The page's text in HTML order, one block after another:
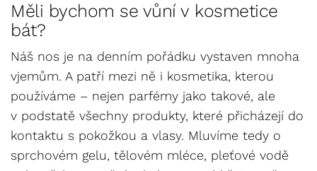
Měli bychom se vůní v kosmetice
bát?
Náš nos je na denním pořádku vystaven mnoha
vjemům. A patří mezi ně i kosmetika, kterou
používáme – nejen parfémy jako takové, ale
v podstatě všechny produkty, které přicházejí do
kontaktu s pokožkou a vlasy. Mluvíme tedy o
sprchovém gelu, tělovém mléce, pleťové vodě